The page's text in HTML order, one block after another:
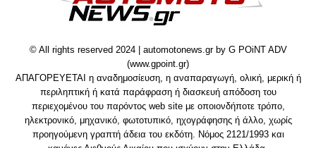
© All rights reserved 2024 | automotonews.gr by G POiNT ADV
(www.gpoint.gr)
ΑΠΑΓΟΡΕΥΕΤΑΙ η αναδημοσίευση, η αναπαραγωγή, ολική, μερική ή
περιληπτική ή κατά παράφραση ή διασκευή απόδοση του
περιεχομένου του παρόντος web site με οποιονδήποτε τρόπο,
ηλεκτρονικό, μηχανικό, φωτοτυπικό, ηχογράφησης ή άλλο, χωρίς
προηγούμενη γραπτή άδεια του εκδότη. Νόμος 2121/1993 και